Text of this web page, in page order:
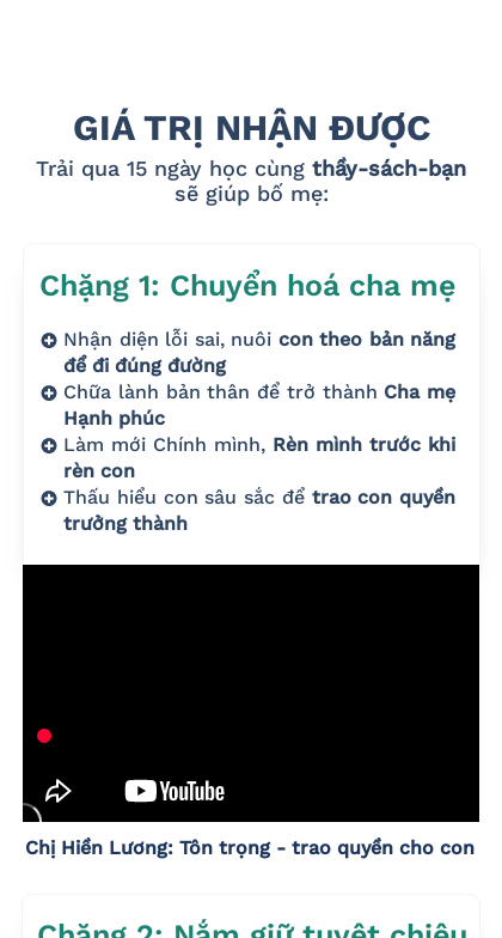
GIÁ TRỊ NHẬN ĐƯỢC
Trải qua 15 ngày học cùng thầy-sách-bạn
sẽ giúp bố mẹ:
Nhận diện lỗi sai, nuôi con theo bản năng
để đi đúng đường
Chữa lành bản thân để trở thành Cha mẹ
Hạnh phúc
Làm mới Chính mình, Rèn mình trước khi
rèn con
Thấu hiểu con sâu sắc để trao con quyền
trưởng thành
Chặng 1: Chuyển hoá cha mẹ
Chị Hiền Lương: Tôn trọng - trao quyền cho con